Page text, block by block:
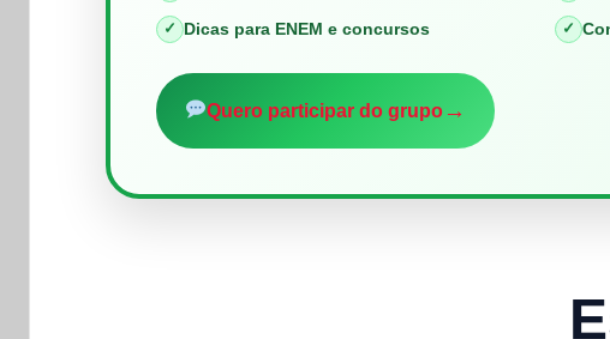
✓ Dicas para ENEM e concursos ✓
Quero participar do grupo→